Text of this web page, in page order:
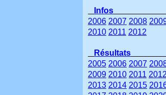
Infos
2006 2007 2008
2010 2011 2012
Résultats
2005 2006 2007
2009 2010 2011 2012
2013 2014 2015